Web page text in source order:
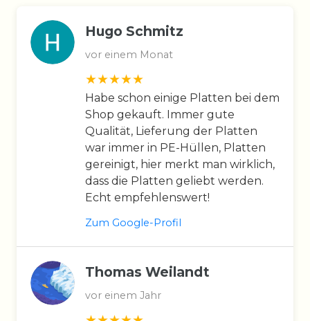
Hugo Schmitz
vor einem Monat
Habe schon einige Platten bei dem
Shop gekauft. Immer gute
Qualität, Lieferung der Platten
war immer in PE-Hüllen, Platten
gereinigt, hier merkt man wirklich,
dass die Platten geliebt werden.
Echt empfehlenswert!
Zum Google-Profil
Thomas Weilandt
vor einem Jahr